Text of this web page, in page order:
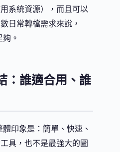
系統資源），而且可以
日常轉檔需求來說，
。
：誰適合用、誰
印象是：簡單、快速、
具，也不是最強大的圖